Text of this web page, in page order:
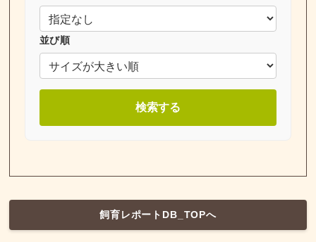
並び順
検索する
飼育レポートDB_TOPへ